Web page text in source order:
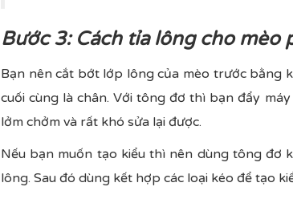
Bước 3: Cách tỉa lông cho mèo
Bạn nên cắt bớt lớp lông của mèo trước bằng
cuối cùng là chân. Với tông đơ thì bạn đẩy
lởm chởm và rất khó sửa lại được.
Nếu bạn muốn tạo kiểu thì nên dùng tông đơ
lông. Sau đó dùng kết hợp các loại kéo để tạo